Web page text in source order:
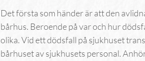
Det första som händer är att den
bårhus. Beroende på var och hur
olika. Vid ett dödsfall på sjukhuset
bårhuset av sjukhusets personal.